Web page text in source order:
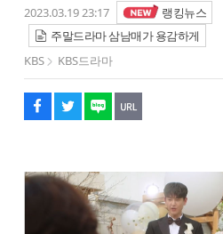
2023.03.19 23:17
랭킹뉴스
주말드라마 삼남매가 용감하게
KBS
KBS드라마